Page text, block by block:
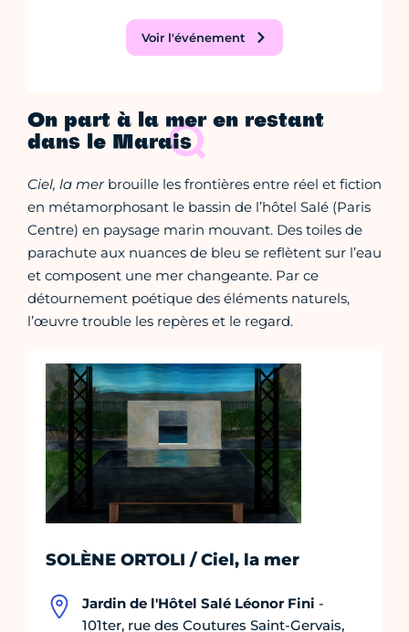
Voir l'événement
On part à la mer en restant
dans le Marais
Ciel, la merbrouille les frontières entre réel et fiction
en métamorphosant le bassin de l’hôtel Salé (Paris
Centre) en paysage marin mouvant. Des toiles de
parachute aux nuances de bleu se reflètent sur l’eau
et composent une mer changeante. Par ce
détournement poétique des éléments naturels,
l’œuvre trouble les repères et le regard.
SOLÈNE ORTOLI / Ciel, la mer
Jardin de l'Hôtel Salé Léonor Fini -
101ter, rue des Coutures Saint-Gervais,